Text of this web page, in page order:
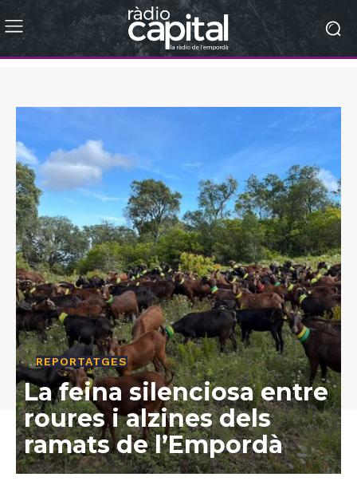
REPORTATGES
La feina silenciosa entre
roures i alzines dels
ramats de l’Empordà